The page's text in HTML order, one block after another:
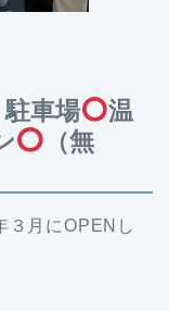
車場
温
（無
月にOPENし